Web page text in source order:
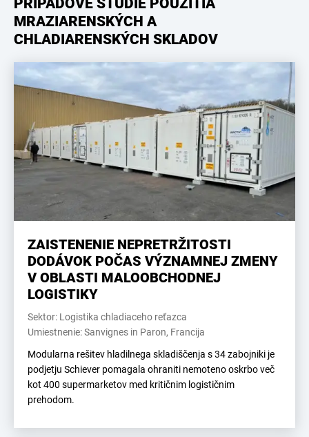
PRÍPADOVÉ ŠTÚDIE POUŽITIA
MRAZIARENSKÝCH A
CHLADIARENSKÝCH SKLADOV
ZAISTENENIE NEPRETRŽITOSTI
DODÁVOK POČAS VÝZNAMNEJ ZMENY
V OBLASTI MALOOBCHODNEJ
LOGISTIKY
Sektor: Logistika chladiaceho reťazca
Umiestnenie: Sanvignes in Paron, Francija
Modularna rešitev hladilnega skladiščenja s 34 zabojniki je
podjetju Schiever pomagala ohraniti nemoteno oskrbo več
kot 400 supermarketov med kritičnim logističnim
prehodom.